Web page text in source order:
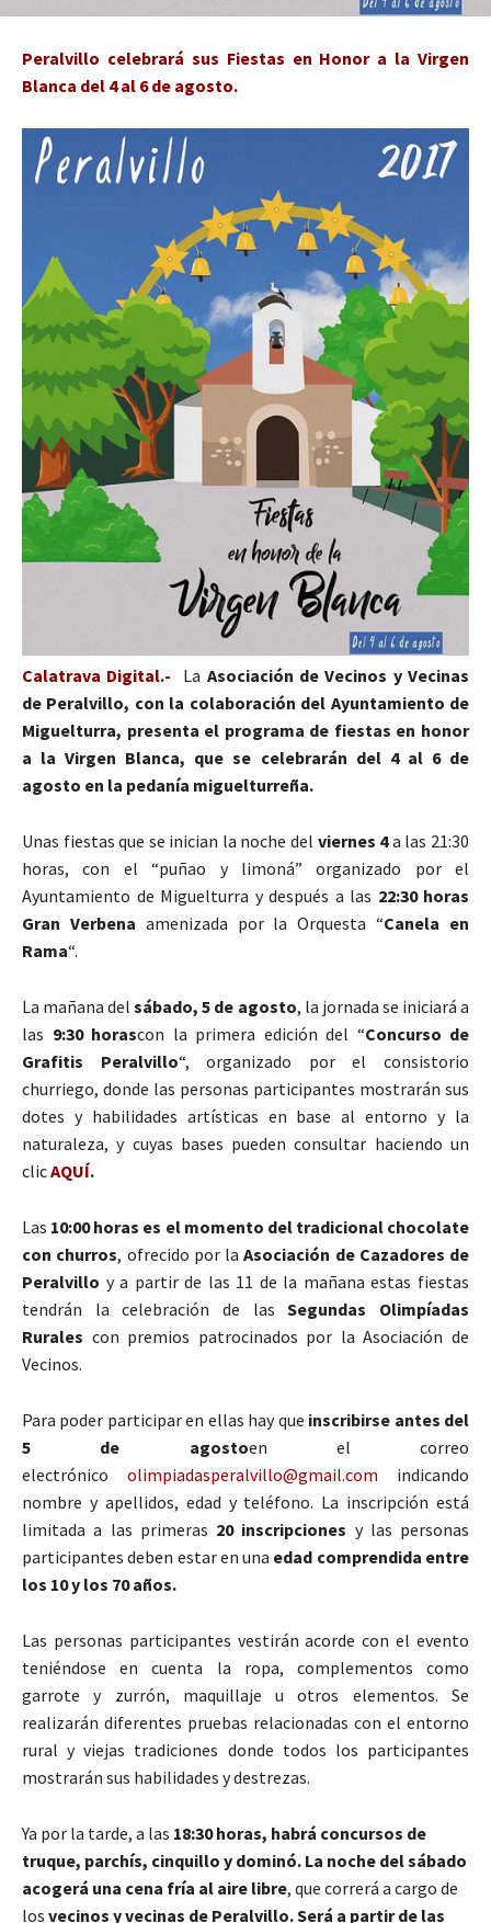
Peralvillo celebrará sus Fiestas en Honor a la Virgen
Blanca del 4 al 6 de agosto.
Calatrava Digital.- La Asociación de Vecinos y Vecinas
de Peralvillo, con la colaboración del Ayuntamiento de
Miguelturra, presenta el programa de fiestas en honor
a la Virgen Blanca, que se celebrarán del 4 al 6 de
agosto en la pedanía miguelturreña.
Unas fiestas que se inician la noche del viernes 4a las 21:30
horas, con el “puñao y limoná” organizado por el
Ayuntamiento de Miguelturra y después a las 22:30 horas
Gran Verbena amenizada por la Orquesta “Canela en
Rama“.
La mañana delsábado, 5 de agosto, la jornada se iniciará a
las 9:30 horascon la primera edición del “Concurso de
Grafitis Peralvillo“, organizado por el consistorio
churriego, donde las personas participantes mostrarán sus
dotes y habilidades artísticas en base al entorno y la
naturaleza, y cuyas bases pueden consultar haciendo un
clicAQUÍ.
Las 10:00 horas es el momento del tradicional chocolate
con churros, ofrecido por laAsociación de Cazadores de
Peralvillo y a partir de las 11 de la mañana estas fiestas
tendrán la celebración de lasSegundas Olimpíadas
Rurales con premios patrocinados por la Asociación de
Vecinos.
Para poder participar en ellas hay que inscribirse antes del
5 de agostoen el correo
electrónico olimpiadasperalvillo@gmail.com indicando
nombre y apellidos, edad y teléfono. La inscripción está
limitada a las primeras 20 inscripciones y las personas
participantes deben estar en una edad comprendida entre
los 10 y los 70 años.
Las personas participantes vestirán acorde con el evento
teniéndose en cuenta la ropa, complementos como
garrote y zurrón, maquillaje u otros elementos. Se
realizarán diferentes pruebas relacionadas con el entorno
rural y viejas tradiciones donde todos los participantes
mostrarán sus habilidades y destrezas.
Ya por la tarde, a las 18:30 horas, habrá concursos de
truque, parchís, cinquillo y dominó. La noche del sábado
acogerá una cena fría al aire libre, que correrá a cargo de
los vecinos y vecinas de Peralvillo. Será a partir de las